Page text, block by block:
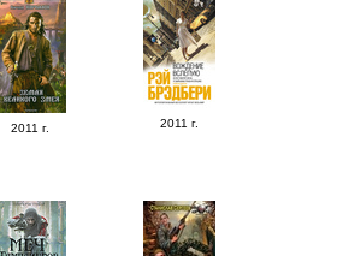
2011 г. 2011 г.